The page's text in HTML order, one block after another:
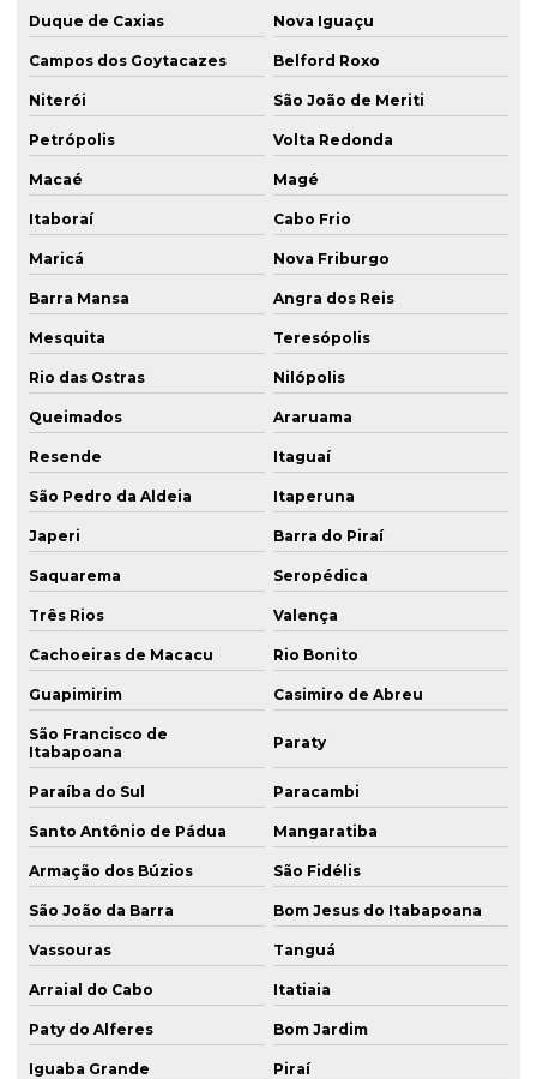
Duque de Caxias Nova Iguaçu
Campos dos Goytacazes Belford Roxo
Niterói São João de Meriti
Petrópolis Volta Redonda
Macaé Magé
Itaboraí Cabo Frio
Maricá Nova Friburgo
Barra Mansa Angra dos Reis
Mesquita Teresópolis
Rio das Ostras Nilópolis
Queimados Araruama
Resende Itaguaí
São Pedro da Aldeia Itaperuna
Japeri Barra do Piraí
Saquarema Seropédica
Três Rios Valença
Cachoeiras de Macacu Rio Bonito
Guapimirim Casimiro de Abreu
São Francisco de
Itabapoana
Paraty
Paraíba do Sul Paracambi
Santo Antônio de Pádua Mangaratiba
Armação dos Búzios São Fidélis
São João da Barra Bom Jesus do Itabapoana
Vassouras Tanguá
Arraial do Cabo Itatiaia
Paty do Alferes Bom Jardim
Iguaba Grande Piraí